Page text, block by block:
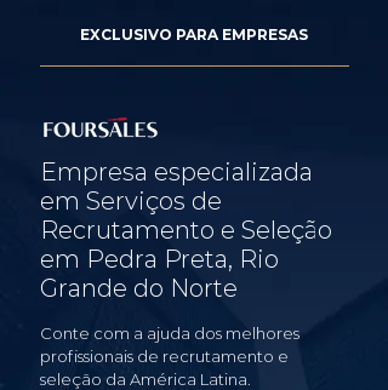
EXCLUSIVO PARA EMPRESAS
Empresa especializada
em Serviços de
Recrutamento e Seleção
em Pedra Preta, Rio
Grande do Norte
Conte com a ajuda dos melhores
profissionais de recrutamento e
seleção da América Latina.